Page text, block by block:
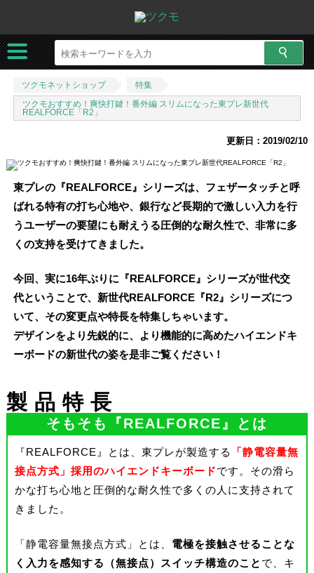
ツクモネットショップ
特集
ツクモおすすめ！爽快打鍵！番外編 スリムになった東プレ新世代
REALFORCE「R2」
更新日：2019/02/10
東プレの『REALFORCE』シリーズは、フェザータッチと呼
ばれる特有の打ち心地や、銀行など長期的で激しい入力を行
うユーザーの要望にも耐えうる圧倒的な耐久性で、非常に多
くの支持を受けてきました。
今回、実に16年ぶりに『REALFORCE』シリーズが世代交
代ということで、新世代REALFORCE『R2』シリーズにつ
いて、その変更点や特長を特集しちゃいます。
デザインをより先鋭的に、より機能的に高めたハイエンドキ
ーボードの新世代の姿を是非ご覧ください！
製品特長
そもそも『REALFORCE』とは
『REALFORCE』とは、東プレが製造する
「静電容量無
接点方式」採用のハイエンドキーボードです。その滑ら
かな打ち心地と圧倒的な耐久性で多くの人に支持されて
きました。
「静電容量無接点方式」とは、 電極を接触させることな
く入力を感知する（無接点）スイッチ構造のこと で、キ